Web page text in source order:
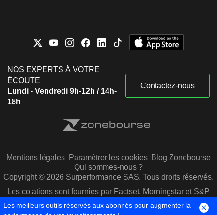
NOS EXPERTS À VOTRE
ÉCOUTE
Lundi - Vendredi 9h-12h / 14h-
18h
Contactez-nous
Mentions légales Paramétrer les cookies Blog Zonebourse
Qui sommes-nous ?
Copyright © 2026 Surperformance SAS. Tous droits réservés.
Les cotations sont fournies par Factset, Morningstar et S&P
Capital IQ
Les meilleurs outils réservés aux abonnés pour augmenter la